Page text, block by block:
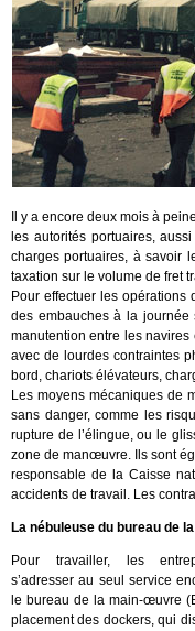
Il y a encore deux mois à
les autorités portuaires,
charges portuaires, à savoir
taxation sur le volume de fret
Pour effectuer les opérations
des embauches à la
manutention entre les
avec de lourdes contraintes
bord, chariots élévateurs,
Les moyens mécaniques de
sans danger, comme les
rupture de l’élingue, ou le
zone de manœuvre. Ils sont
responsable de la Caisse
accidents de travail. Les
La nébuleuse du bureau de
Pour travailler, les
s’adresser au seul service
le bureau de la main-œuvre
placement des dockers, qui